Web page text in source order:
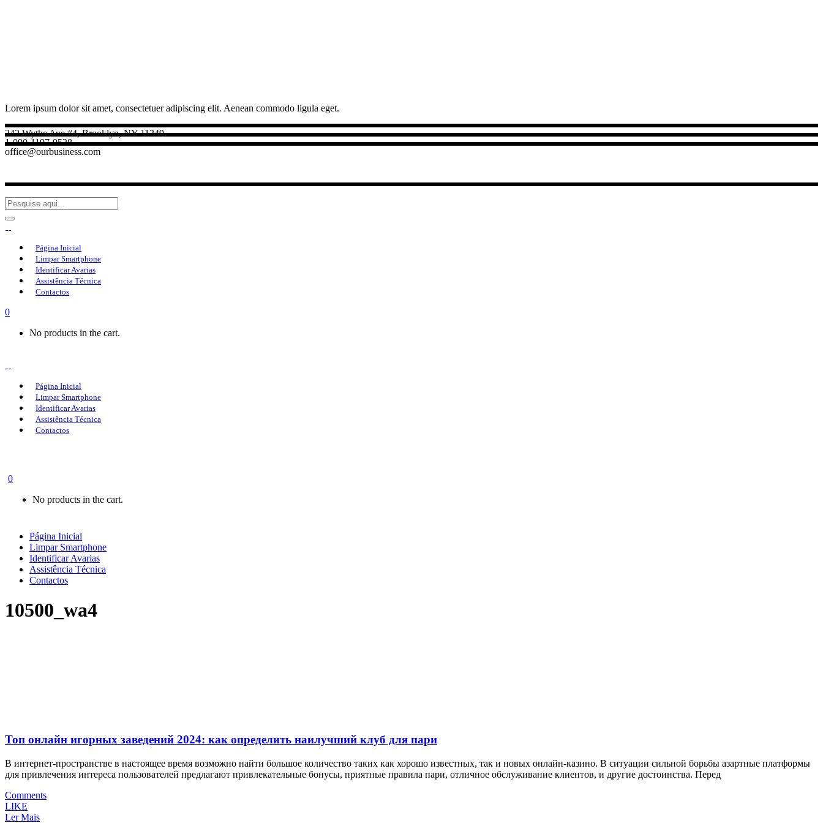
Lorem ipsum dolor sit amet, consectetuer adipiscing elit. Aenean commodo ligula eget.
242 Wythe Ave #4, Brooklyn, NY 11249
1-090-1197-9528
office@ourbusiness.com
Página Inicial
Limpar Smartphone
Identificar Avarias
Assistência Técnica
Contactos
0
No products in the cart.
Página Inicial
Limpar Smartphone
Identificar Avarias
Assistência Técnica
Contactos
0
No products in the cart.
Página Inicial
Limpar Smartphone
Identificar Avarias
Assistência Técnica
Contactos
10500_wa4
Топ онлайн игорных заведений 2024: как определить наилучший клуб для пари
В интернет-пространстве в настоящее время возможно найти большое количество таких как хорошо известных, так и новых онлайн-казино. В ситуации сильной борьбы азартные платформы
для привлечения интереса пользователей предлагают привлекательные бонусы, приятные правила пари, отличное обслуживание клиентов, и другие достоинства. Перед
Comments
LIKE
Ler Mais